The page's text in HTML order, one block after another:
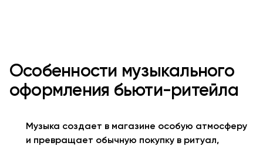
Особенности музыкального
оформления бьюти-ритейла
Музыка создает в магазине особую атмосферу
и превращает обычную покупку в ритуал,